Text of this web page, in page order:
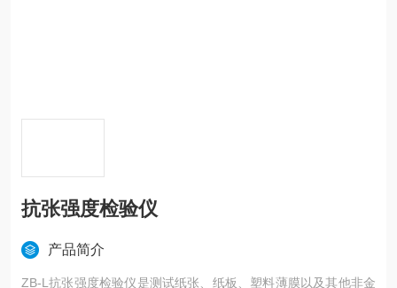
抗张强度检验仪
产品简介
ZB-L抗张强度检验仪是测试纸张、纸板、塑料薄膜以及其他非金